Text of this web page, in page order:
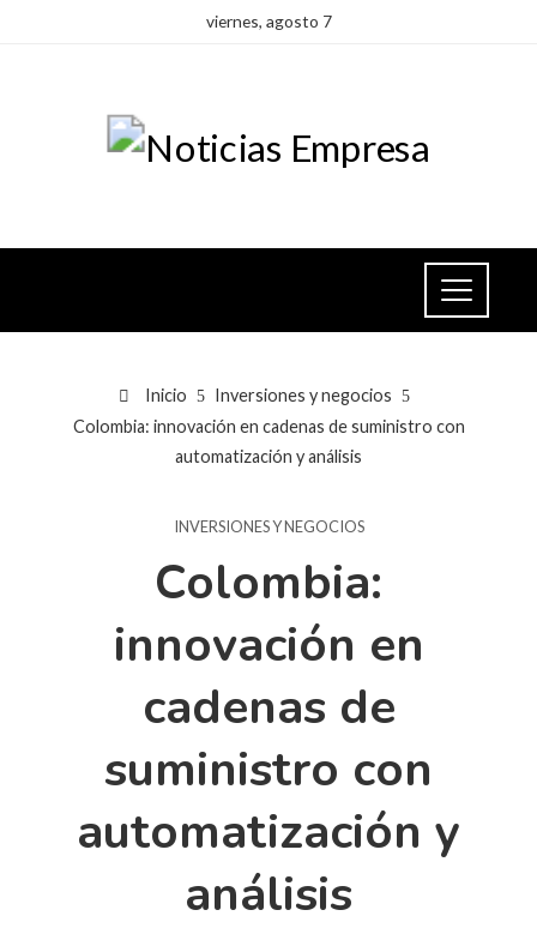
viernes, agosto 7
Inicio
Inversiones y negocios
Colombia: innovación en cadenas de suministro con
automatización y análisis
INVERSIONES Y NEGOCIOS
Colombia:
innovación en
cadenas de
suministro con
automatización y
análisis